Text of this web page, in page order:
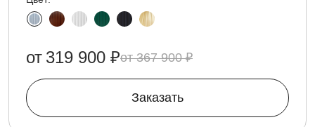
367 900 ₽
от 319 900 ₽
Заказать